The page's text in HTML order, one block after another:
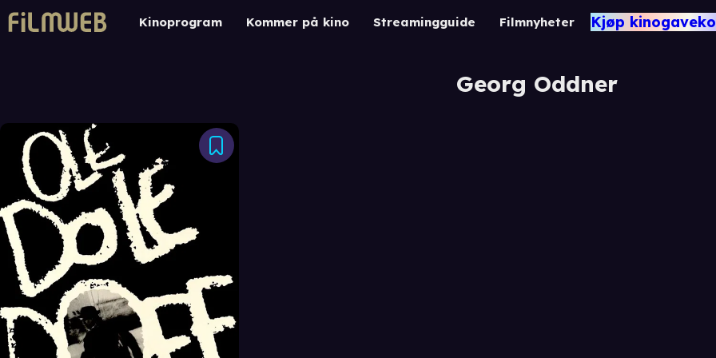
Kinoprogram Kommer på kino Streamingguide Filmnyheter Kjøp
Georg Oddner